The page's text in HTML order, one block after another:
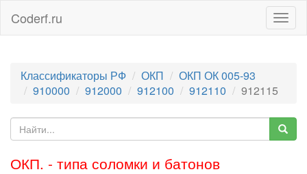
Coderf.ru
Классификаторы РФ ОКП
ОКП ОК 005-93
910000
912000 912100 912110 912115
ОКП. - типа соломки и батонов